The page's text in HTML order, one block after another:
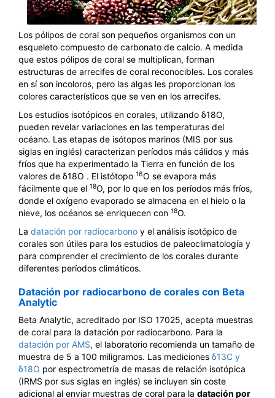
Los pólipos de coral son pequeños organismos con un
esqueleto compuesto de carbonato de calcio. A medida
que estos pólipos de coral se multiplican, forman
estructuras de arrecifes de coral reconocibles. Los corales
en sí son incoloros, pero las algas les proporcionan los
colores característicos que se ven en los arrecifes.
Los estudios isotópicos en corales, utilizando δ18O,
pueden revelar variaciones en las temperaturas del
océano. Las etapas de isótopos marinos (MIS por sus
siglas en inglés) caracterizan períodos más cálidos y más
fríos que ha experimentado la Tierra en función de los
valores de δ18O . El istótopo 16O se evapora más
fácilmente que el 18O, por lo que en los períodos más fríos,
donde el oxígeno evaporado se almacena en el hielo o la
nieve, los océanos se enriquecen con 18O.
La datación por radiocarbono y el análisis isotópico de
corales son útiles para los estudios de paleoclimatología y
para comprender el crecimiento de los corales durante
diferentes períodos climáticos.
Datación por radiocarbono de corales con Beta
Analytic
Beta Analytic, acreditado por ISO 17025, acepta muestras
de coral para la datación por radiocarbono. Para la
datación por AMS, el laboratorio recomienda un tamaño de
muestra de 5 a 100 miligramos. Las mediciones δ13C y
δ18O por espectrometría de masas de relación isotópica
(IRMS por sus siglas en inglés) se incluyen sin coste
adicional al enviar muestras de coral para la datación por